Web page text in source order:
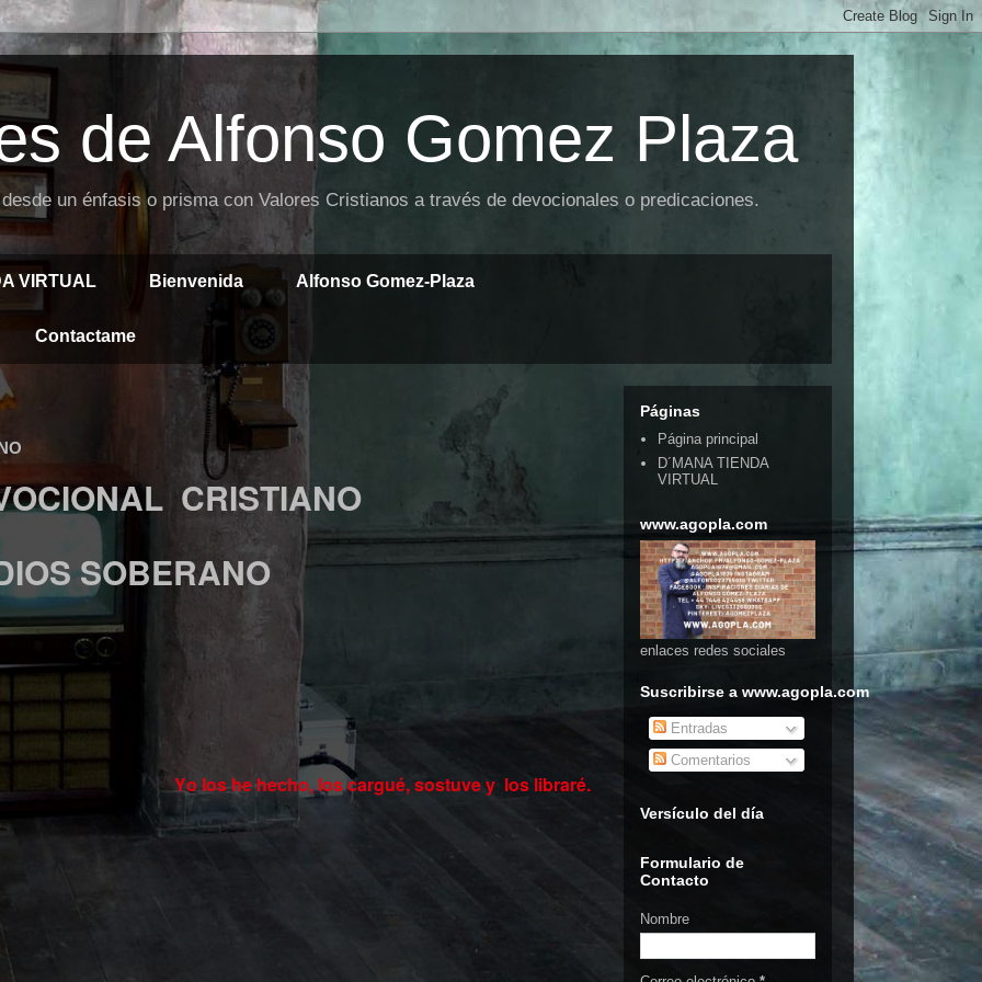
de Alfonso Gomez Plaza
un énfasis o prisma con Valores Cristianos a través de devocionales o predicaciones.
VIRTUAL Bienvenida Alfonso Gomez-Plaza
Contactame
CRISTIANO
SOBERANO
Yo los he hecho, los cargué, sostuve y los libraré.
Páginas
Página principal
D´MANA TIENDA
VIRTUAL
www.agopla.com
enlaces redes sociales
Suscribirse a www.agopla.com
Entradas
Comentarios
Versículo del día
Formulario de
Contacto
Nombre